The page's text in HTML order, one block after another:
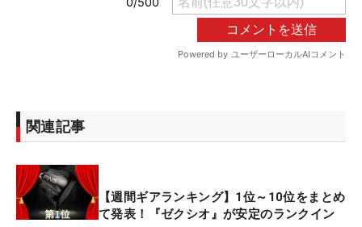
関連記事
【週間ギアランキング】1位～10位をまとめ
て発表！『ゼクシオ』が安定のランクイン